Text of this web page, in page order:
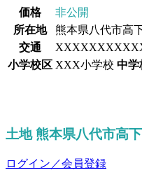
価格
非公開
所在地
熊本県八代市高
交通
小学校区 XXX小学校 中学
土地 熊本県八代市高
ログイン／会員登録